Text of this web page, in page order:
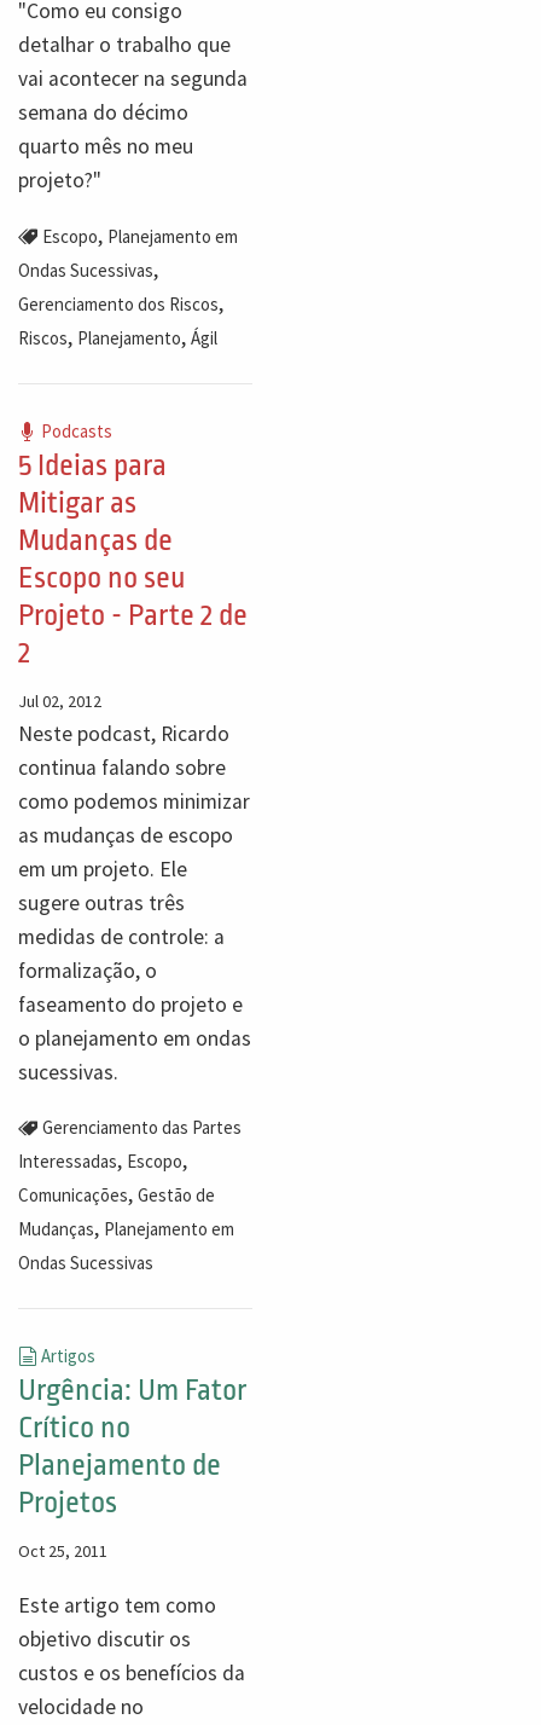
"Como eu consigo
detalhar o trabalho que
vai acontecer na segunda
semana do décimo
quarto mês no meu
projeto?"
Escopo, Planejamento em
Ondas Sucessivas,
Gerenciamento dos Riscos,
Riscos, Planejamento, Ágil
Podcasts
5 Ideias para
Mitigar as
Mudanças de
Escopo no seu
Projeto - Parte 2 de
2
Jul 02, 2012
Neste podcast, Ricardo
continua falando sobre
como podemos minimizar
as mudanças de escopo
em um projeto. Ele
sugere outras três
medidas de controle: a
formalização, o
faseamento do projeto e
o planejamento em ondas
sucessivas.
Gerenciamento das Partes
Interessadas, Escopo,
Comunicações, Gestão de
Mudanças, Planejamento em
Ondas Sucessivas
Artigos
Urgência: Um Fator
Crítico no
Planejamento de
Projetos
Oct 25, 2011
Este artigo tem como
objetivo discutir os
custos e os benefícios da
velocidade no